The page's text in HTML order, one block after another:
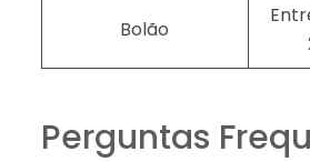
Bolão
Perguntas